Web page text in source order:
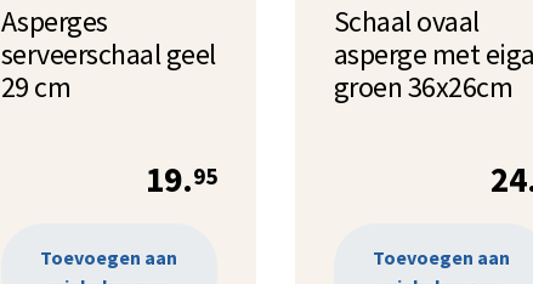
Asperges
serveerschaal geel
29 cm
19.95
Toevoegen aan
Schaal ovaal
asperge met
groen 36x26cm
Toevoegen aan